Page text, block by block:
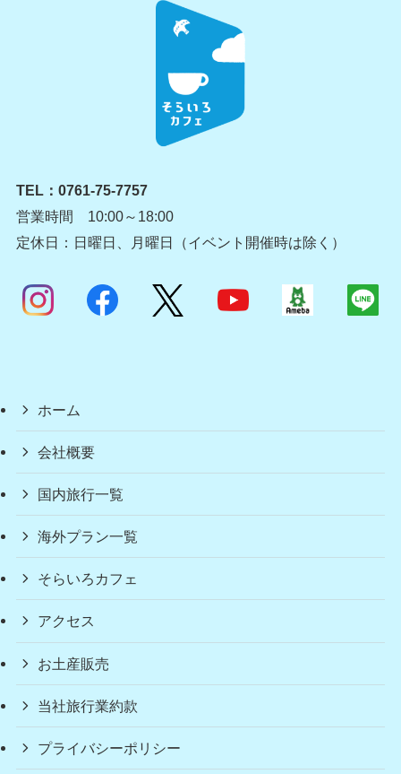
TEL： 0761-75-7757
営業時間 10:00～18:00
定休日：日曜日、月曜日（イベント開催時は除く）
ホーム
会社概要
国内旅行一覧
海外プラン一覧
そらいろカフェ
アクセス
お土産販売
当社旅行業約款
プライバシーポリシー